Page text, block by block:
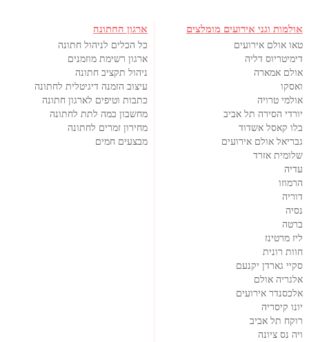
אולמות וגני אירועים מומלצים
טאו אולם אירועים
דימיטריוס דליה
אולם אמארה
ואסקו
אולמי טרויה
יורדי הסירה תל אביב
בלו קאסל אשדוד
גבריאל אולם אירועים
שלומית אזרד
עדיה
הרמוזו
דוריה
נסיה
ברטה
ליז מרטינז
חוות רונית
סקיי גארדן יקנעם
אלגריה אולם
אלכסנדר אירועים
יונו קיסריה
רוקח תל אביב
ויה נס ציונה
ארגון החתונה
כל הכלים לניהול חתונה
ארגון רשימת מוזמנים
ניהול תקציב חתונה
עיצוב הזמנה דיגיטלית לחתונה
כתבות וטיפים לארגון חתונה
מחשבון כמה לתת לחתונה
מחירון זמרים לחתונה
מבצעים חמים